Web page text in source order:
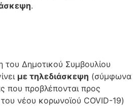
.
του Δημοτικού Συμβουλίου
με τηλεδιάσκεψη (σύμφωνα
που προβλέπονται προς
νέου κορωνοϊού COVID-19)